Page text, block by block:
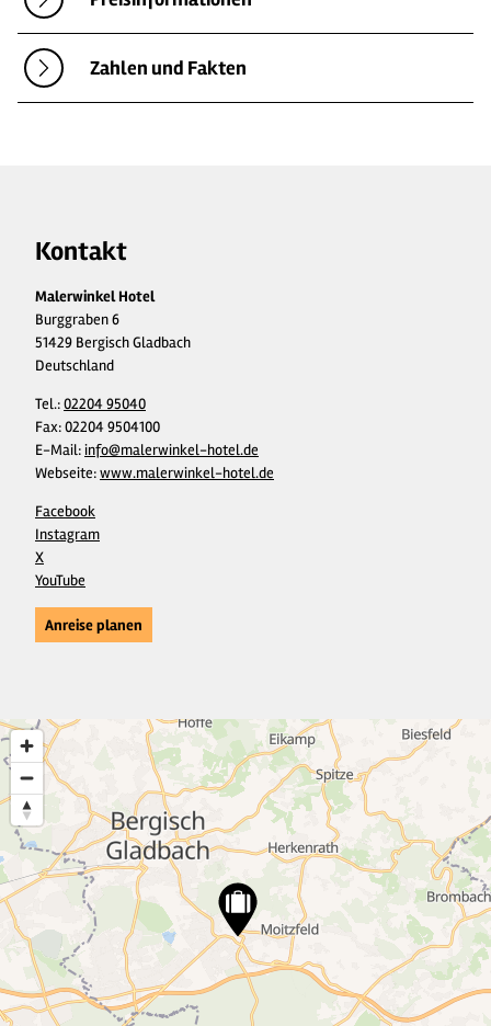
Zahlen und Fakten
Kontakt
Malerwinkel Hotel
Burggraben 6
51429 Bergisch Gladbach
Deutschland
Tel.:02204 95040
Fax:02204 9504100
E-Mail:info@malerwinkel-hotel.de
Webseite:www.malerwinkel-hotel.de
Facebook
Instagram
X
YouTube
Anreise planen
38
21
7
10